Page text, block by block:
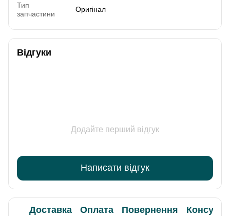
Тип
запчастини
Оригінал
Відгуки
Додайте перший відгук
Написати відгук
Доставка Оплата Повернення